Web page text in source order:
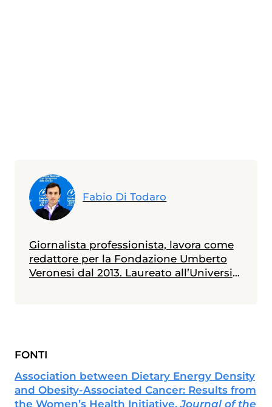
Fabio Di Todaro
Giornalista professionista, lavora come
redattore per la Fondazione Umberto
Veronesi dal 2013. Laureato all’Università
Messe alle spalle alcune esperienze
radiotelevisive, attualmente collabora
anche con diverse testate nazionali ed è
membro dell'Unione Giornalisti Italiani
FONTI
Association between Dietary Energy Density
and Obesity-Associated Cancer: Results from
the Women’s Health Initiative,Journal of the